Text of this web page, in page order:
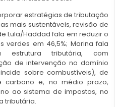
estratégias de tributação
mais sustentáveis, revisão de
Lula/Haddad fala em reduzir o
verdes em 46,5%; Marina fala
estrutura tributária, com
de intervenção no domínio
sobre combustíveis), de
carbono e, no médio prazo,
ao sistema de impostos, no
tributária.